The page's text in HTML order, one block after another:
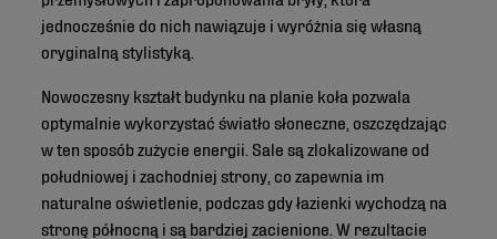
jednocześnie do nich nawiązuje i wyróżnia się własną
oryginalną stylistyką.
Nowoczesny kształt budynku na planie koła pozwala
optymalnie wykorzystać światło słoneczne, oszczędzając
w ten sposób zużycie energii. Sale są zlokalizowane od
południowej i zachodniej strony, co zapewnia im
naturalne oświetlenie, podczas gdy łazienki wychodzą na
stronę północną i są bardziej zacienione. W rezultacie